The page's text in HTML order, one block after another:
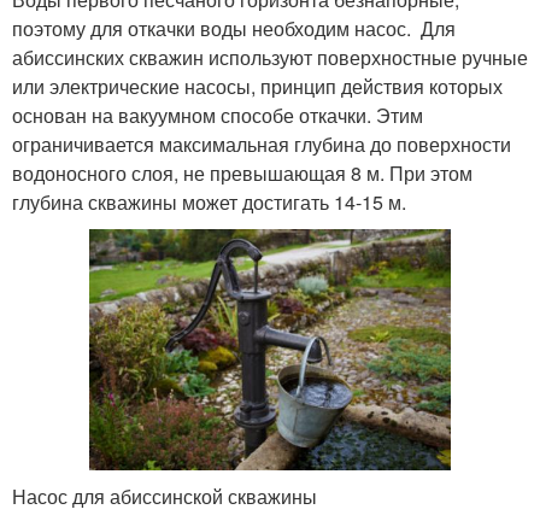
поэтому для откачки воды необходим насос. Для
абиссинских скважин используют поверхностные ручные
или электрические насосы, принцип действия которых
основан на вакуумном способе откачки. Этим
ограничивается максимальная глубина до поверхности
водоносного слоя, не превышающая 8 м. При этом
глубина скважины может достигать 14-15 м.
Насос для абиссинской скважины